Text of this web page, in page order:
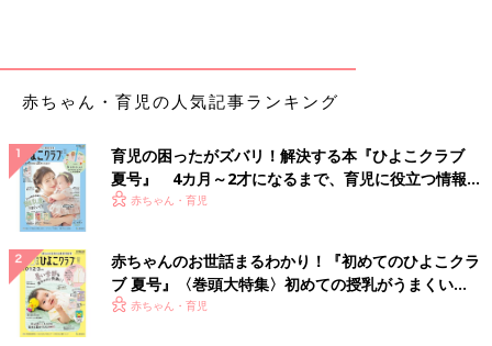
ママ・パパが「ニョキッニョキッ」と言いながら、親指と人さし
指をいも虫のように動かしながら、赤ちゃんの体の上を移動させ
ていく遊びです。途中で「パックン」と軽く皮膚をつまんでも楽
しいでしょう。赤ちゃんのおなかでも、腕でも、脚でも、どこで
も楽しめます。赤ちゃんの目を見て声をかけることを忘れずに。
赤ちゃん・育児の人気記事ランキング
育児の困ったがズバリ！解決する本『ひよこクラブ
夏号』 4カ月～2才になるまで、育児に役立つ情報が
いっぱい！
赤ちゃん・育児
赤ちゃんのお世話まるわかり！『初めてのひよこクラ
ブ 夏号』〈巻頭大特集〉初めての授乳がうまくい
く！ おっぱい・ミルクの基本と夏のトラブル 解決テ
赤ちゃん・育児